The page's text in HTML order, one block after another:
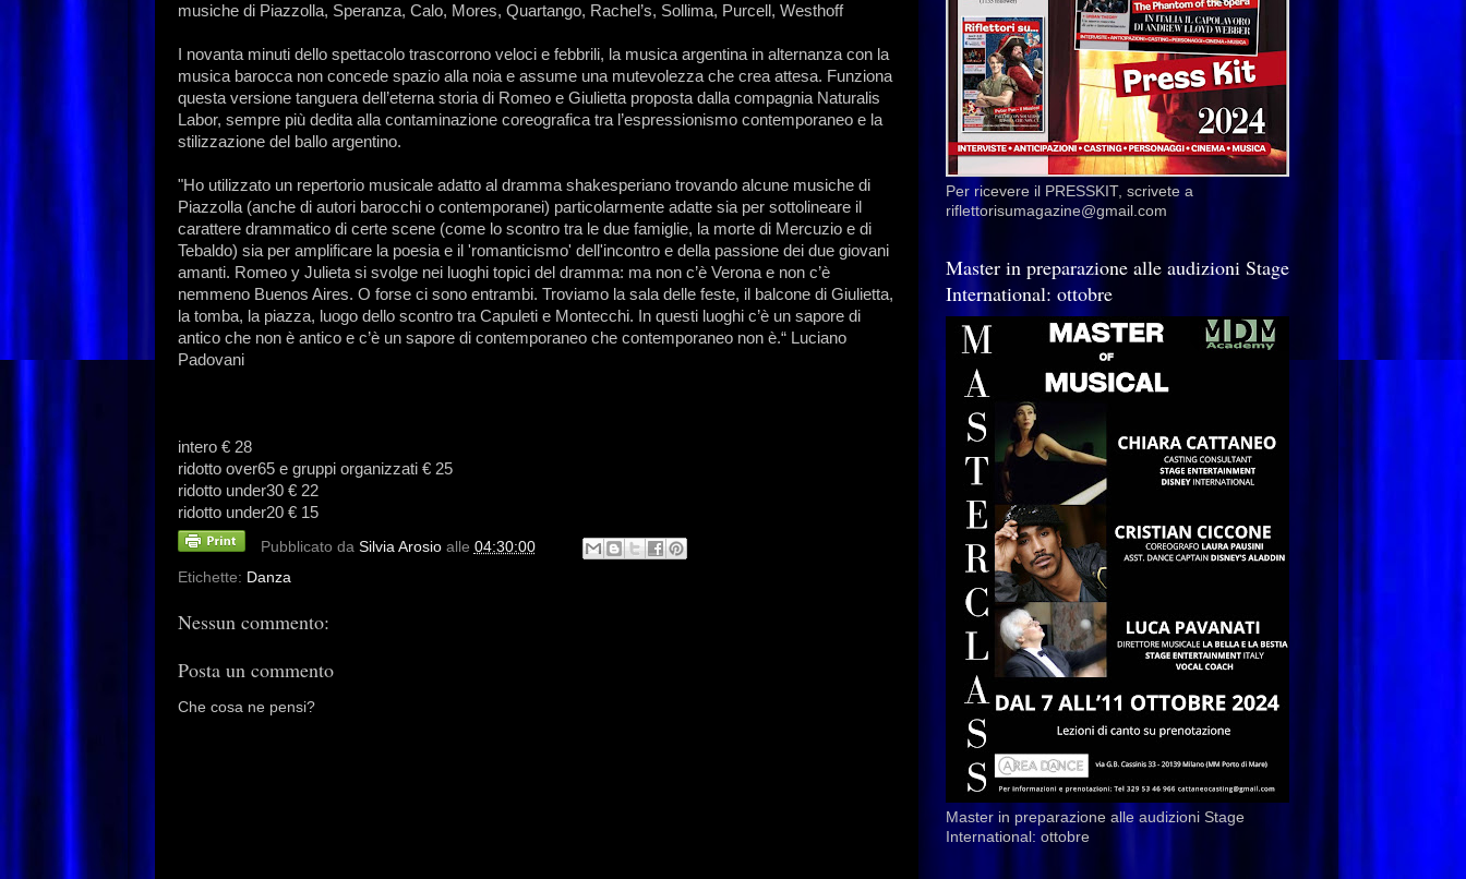
musiche di Piazzolla, Speranza, Calo, Mores, Quartango, Rachel’s, Sollima, Purcell, Westhoff
I novanta minuti dello spettacolo trascorrono veloci e febbrili, la musica argentina in alternanza con la
musica barocca non concede spazio alla noia e assume una mutevolezza che crea attesa. Funziona
questa versione tanguera dell’eterna storia di Romeo e Giulietta proposta dalla compagnia Naturalis
Labor, sempre più dedita alla contaminazione coreografica tra l’espressionismo contemporaneo e la
stilizzazione del ballo argentino.
"Ho utilizzato un repertorio musicale adatto al dramma shakesperiano trovando alcune musiche di
Piazzolla (anche di autori barocchi o contemporanei) particolarmente adatte sia per sottolineare il
carattere drammatico di certe scene (come lo scontro tra le due famiglie, la morte di Mercuzio e di
Tebaldo) sia per amplificare la poesia e il 'romanticismo' dell'incontro e della passione dei due giovani
amanti. Romeo y Julieta si svolge nei luoghi topici del dramma: ma non c’è Verona e non c’è
nemmeno Buenos Aires. O forse ci sono entrambi. Troviamo la sala delle feste, il balcone di Giulietta,
la tomba, la piazza, luogo dello scontro tra Capuleti e Montecchi. In questi luoghi c’è un sapore di
antico che non è antico e c’è un sapore di contemporaneo che contemporaneo non è.“ Luciano
Padovani
intero € 28
ridotto over65 e gruppi organizzati € 25
ridotto under30 € 22
ridotto under20 € 15
Pubblicato da Silvia Arosio alle 04:30:00
Etichette: Danza
Nessun commento:
Posta un commento
Che cosa ne pensi?
Per ricevere il PRESSKIT, scrivete a
riflettorisumagazine@gmail.com
Master in preparazione alle audizioni Stage
International: ottobre
Master in preparazione alle audizioni Stage
International: ottobre